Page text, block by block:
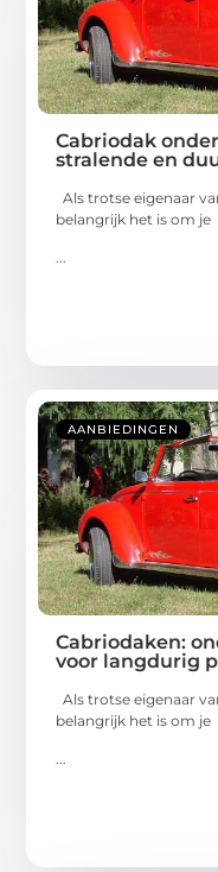
Cabriodak
stralende en
Als trotse eigenaar
belangrijk het is om je
...
AANBIEDINGEN
Cabriodaken:
voor langdurig
Als trotse eigenaar
belangrijk het is om je
...